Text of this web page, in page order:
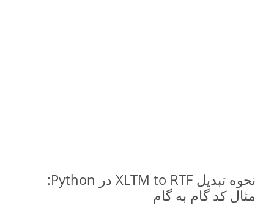
نحوه تبدیل XLTM to RTF در Python:
مثال کد گام به گام